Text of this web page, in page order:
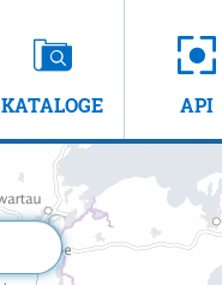
KATALOGE API